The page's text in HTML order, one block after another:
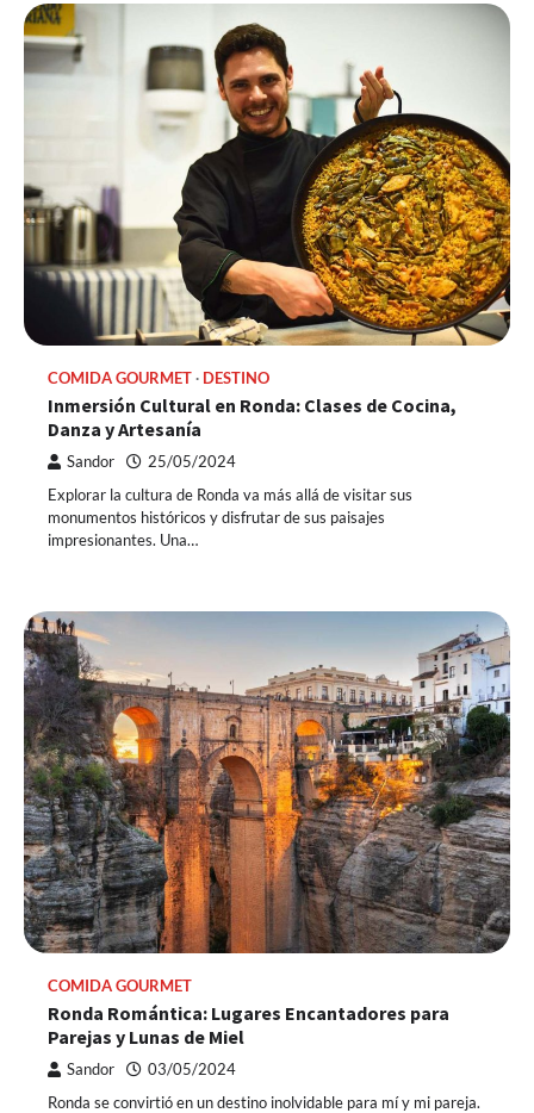
COMIDA GOURMET DESTINO
Inmersión Cultural en Ronda: Clases de Cocina,
Danza y Artesanía
Sandor 25/05/2024
Explorar la cultura de Ronda va más allá de visitar sus
monumentos históricos y disfrutar de sus paisajes
impresionantes. Una…
COMIDA GOURMET
Ronda Romántica: Lugares Encantadores para
Parejas y Lunas de Miel
Sandor 03/05/2024
Ronda se convirtió en un destino inolvidable para mí y mi pareja.